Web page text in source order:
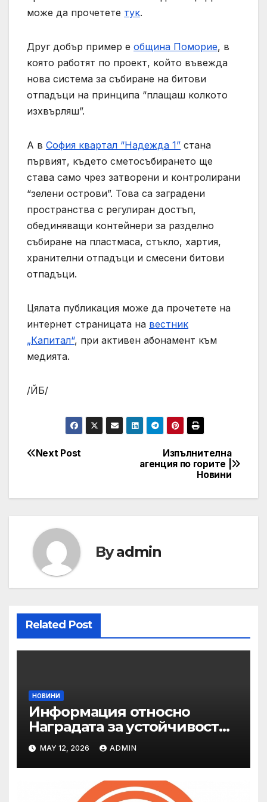
може да прочетете тук.
Друг добър пример е община Поморие, в
която работят по проект, който въвежда
нова система за събиране на битови
отпадъци на принципа “плащаш колкото
изхвърляш”.
А в София квартал “Надежда 1” стана
първият, където сметосъбирането ще
става само чрез затворени и контролирани
“зелени острови”. Това са заградени
пространства с регулиран достъп,
обединяващи контейнери за разделно
събиране на пластмаса, стъкло, хартия,
хранителни отпадъци и смесени битови
отпадъци.
Цялата публикация може да прочетете на
интернет страницата на вестник
„Капитал“, при активен абонамент към
медията.
/ЙБ/
Post
Изпълнителна
агенция по горите |
Новини
Next Post
Byadmin
Related Post
НОВИНИ
Информация относно
Наградата за устойчивост
на ОАЕ „Зайед“
MAY 12, 2026 ADMIN